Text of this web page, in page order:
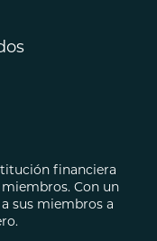
financiera
Con un
sus miembros a